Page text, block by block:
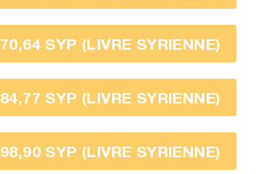
70,64 SYP (LIVRE SYRIENNE)
84,77 SYP (LIVRE SYRIENNE)
98,90 SYP (LIVRE SYRIENNE)